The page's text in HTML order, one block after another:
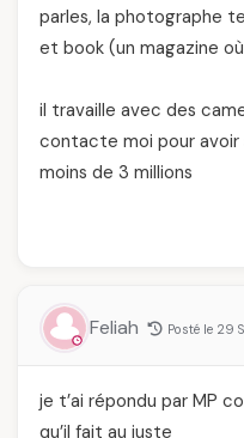
parles, la photographe
et book (un magazine
il travaille avec des
contacte moi pour avoir
moins de 3 millions
Feliah Posté le 29
je t’ai répondu par MP
qu’il fait au juste